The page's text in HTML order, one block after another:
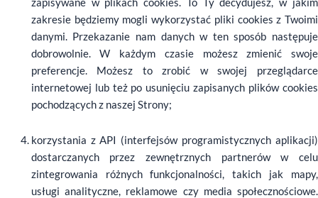
zapisywane w plikach cookies. To Ty decydujesz, w jakim
zakresie będziemy mogli wykorzystać pliki cookies z Twoimi
danymi. Przekazanie nam danych w ten sposób następuje
dobrowolnie. W każdym czasie możesz zmienić swoje
preferencje. Możesz to zrobić w swojej przeglądarce
internetowej lub też po usunięciu zapisanych plików cookies
pochodzących z naszej Strony;
korzystania z API (interfejsów programistycznych aplikacji)
dostarczanych przez zewnętrznych partnerów w celu
zintegrowania różnych funkcjonalności, takich jak mapy,
usługi analityczne, reklamowe czy media społecznościowe.